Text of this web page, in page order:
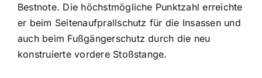
Bestnote. Die höchstmögliche Punktzahl erreichte
er beim Seitenaufprallschutz für die Insassen und
auch beim Fußgängerschutz durch die neu
konstruierte vordere Stoßstange.